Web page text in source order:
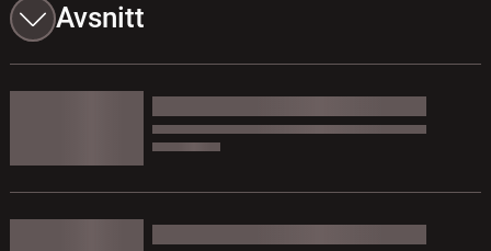
Avsnitt